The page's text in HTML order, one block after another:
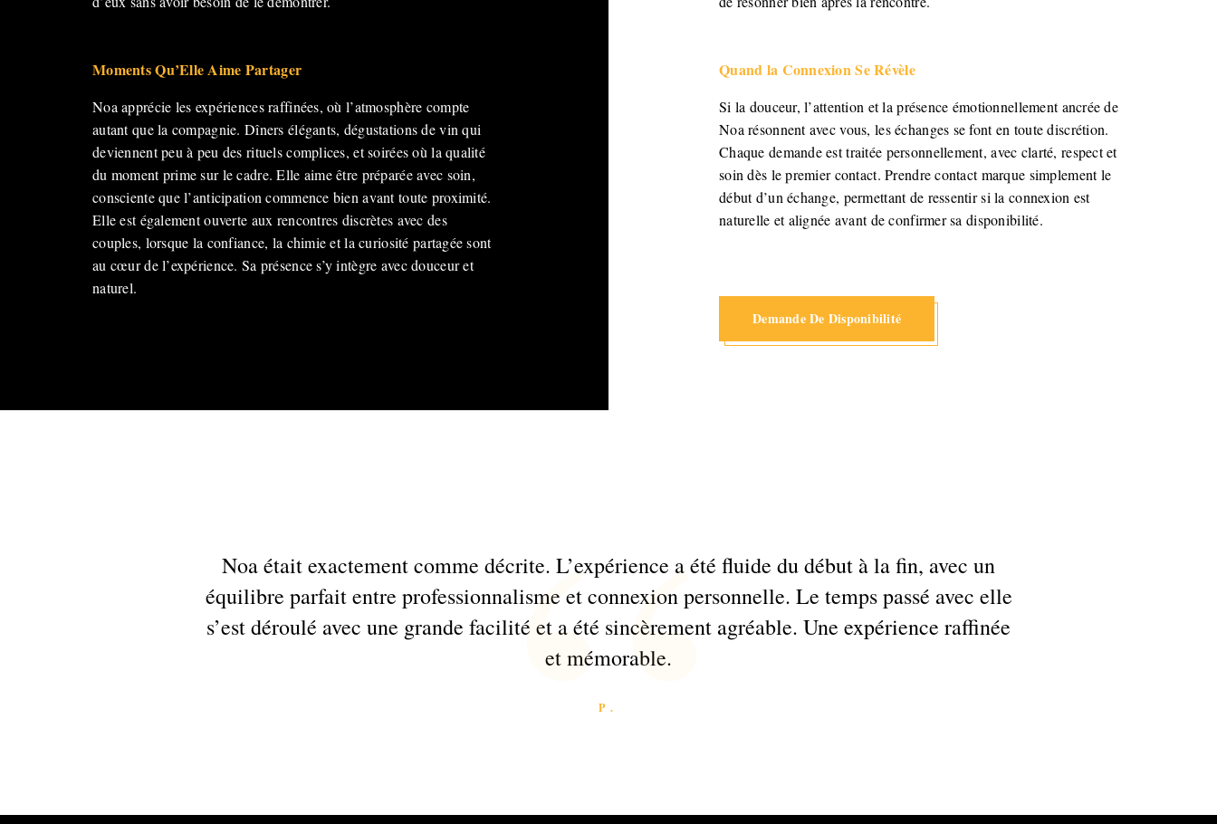
Moments Qu’Elle Aime Partager
Noa apprécie les expériences raffinées, où l’atmosphère compte
autant que la compagnie. Dîners élégants, dégustations de vin qui
deviennent peu à peu des rituels complices, et soirées où la qualité
du moment prime sur le cadre. Elle aime être préparée avec soin,
consciente que l’anticipation commence bien avant toute proximité.
Elle est également ouverte aux rencontres discrètes avec des
couples, lorsque la confiance, la chimie et la curiosité partagée sont
au cœur de l’expérience. Sa présence s’y intègre avec douceur et
naturel.
Quand la Connexion Se Révèle
Si la douceur, l’attention et la présence émotionnellement ancrée de
Noa résonnent avec vous, les échanges se font en toute discrétion.
Chaque demande est traitée personnellement, avec clarté, respect et
soin dès le premier contact. Prendre contact marque simplement le
début d’un échange, permettant de ressentir si la connexion est
naturelle et alignée avant de confirmer sa disponibilité.
Demande De Disponibilité
Noa était exactement comme décrite. L’expérience a été fluide du début à la fin, avec un
équilibre parfait entre professionnalisme et connexion personnelle. Le temps passé avec elle
s’est déroulé avec une grande facilité et a été sincèrement agréable. Une expérience raffinée
et mémorable.
P.